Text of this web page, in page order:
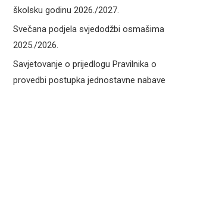
školsku godinu 2026./2027.
Svečana podjela svjedodžbi osmašima
2025./2026.
Savjetovanje o prijedlogu Pravilnika o
provedbi postupka jednostavne nabave